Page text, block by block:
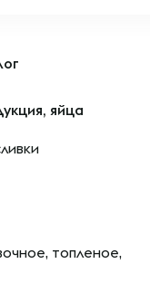
яйца
топленое,